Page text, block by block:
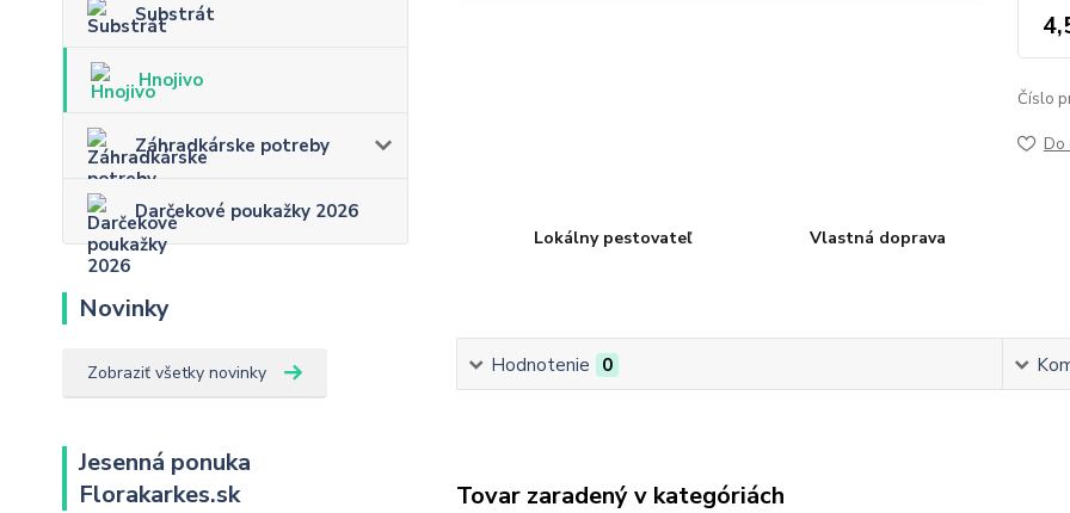
Substrát
Hnojivo
Záhradkárske potreby
Darčekové poukažky 2026
Novinky
Zobraziť všetky novinky
Jesenná ponuka
Florakarkes.sk
Číslo
Do
Lokálny pestovateľ Vlastná doprava
Hodnotenie 0
Tovar zaradený v kategóriách